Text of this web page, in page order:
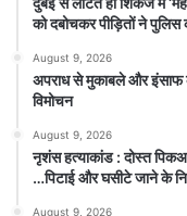
को दबोचकर पीड़ितों ने पुलिस
August 9, 2026
अपराध से मुकाबले और इंसाफ
विमोचन
August 9, 2026
नृशंस हत्याकांड : दोस्त
…पिटाई और घसीटे जाने के
August 9, 2026